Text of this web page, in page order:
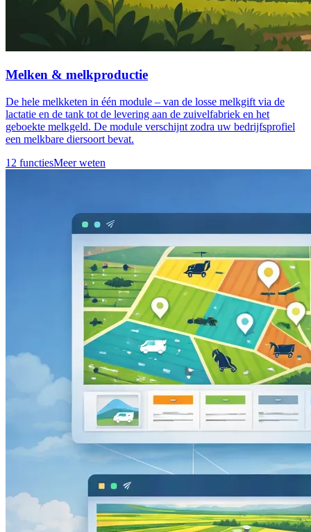
Melken & melkproductie
De hele melkketen in één module – van de losse melkgift via de
lactatie en de tank tot de levering aan de zuivelfabriek en het
geboekte melkgeld. De module verschijnt zodra uw bedrijfsprofiel
een melkbare diersoort bevat.
12 functiesMeer weten